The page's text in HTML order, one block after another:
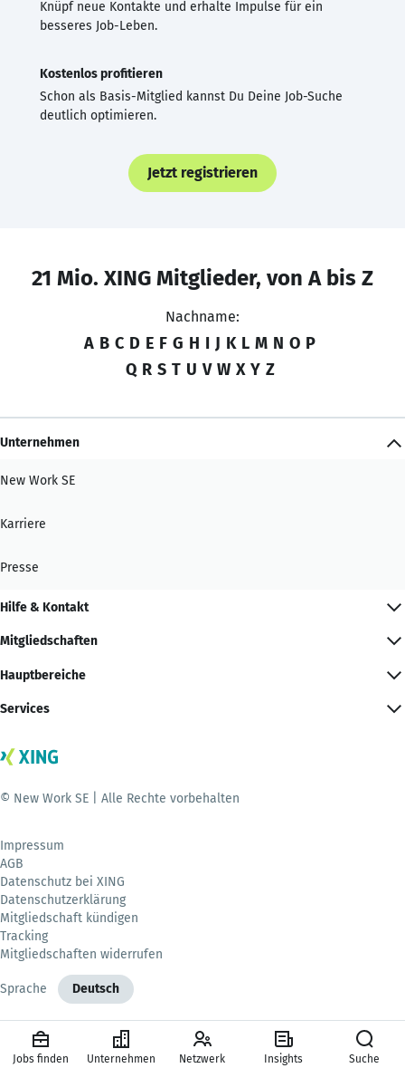
Knüpf neue Kontakte und erhalte Impulse für ein
besseres Job-Leben.
Kostenlos profitieren
Schon als Basis-Mitglied kannst Du Deine Job-Suche
deutlich optimieren.
Jetzt registrieren
21 Mio. XING Mitglieder, von A bis Z
Nachname:
A B C D E F G H I J K L M N O P
Q R S T U V W X Y Z
Unternehmen
New Work SE
Karriere
Presse
Hilfe & Kontakt
Mitgliedschaften
Hauptbereiche
Services
© New Work SE | Alle Rechte vorbehalten
Impressum
AGB
Datenschutz bei XING
Datenschutzerklärung
Mitgliedschaft kündigen
Tracking
Mitgliedschaften widerrufen
Sprache Deutsch
Jobs finden Unternehmen Netzwerk Insights Suche